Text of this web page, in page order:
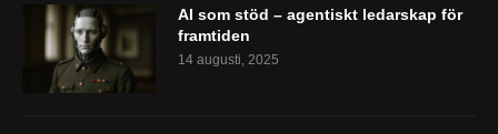
AI som stöd – agentiskt ledarskap för
framtiden
14 augusti, 2025